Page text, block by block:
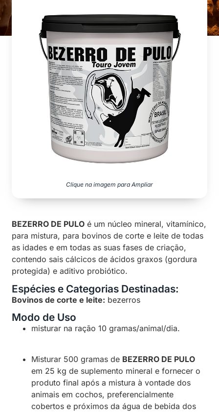
Clique na imagem para Ampliar
BEZERRO DE PULO é um núcleo mineral, vitamínico,
para mistura, para bovinos de corte e leite de todas
as idades e em todas as suas fases de criação,
contendo sais cálcicos de ácidos graxos (gordura
protegida) e aditivo probiótico.
Espécies e Categorias Destinadas:
Bovinos de corte e leite: bezerros
Modo de Uso
misturar na ração 10 gramas/animal/dia.
Misturar 500 gramas de BEZERRO DE PULO
em 25 kg de suplemento mineral e fornecer o
produto final após a mistura à vontade dos
animais em cochos, preferencialmente
cobertos e próximos da água de bebida dos